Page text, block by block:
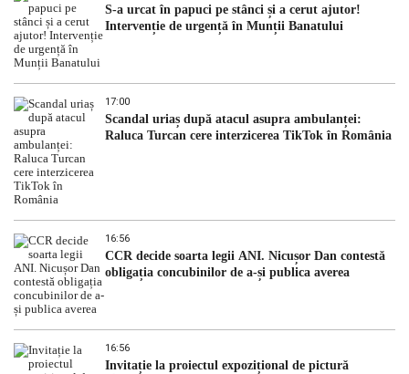
S-a urcat în papuci pe stânci și a cerut ajutor!
Intervenție de urgență în Munții Banatului
17:00
Scandal uriaș după atacul asupra ambulanței:
Raluca Turcan cere interzicerea TikTok în România
16:56
CCR decide soarta legii ANI. Nicușor Dan contestă
obligația concubinilor de a-și publica averea
16:56
Invitație la proiectul expozițional de pictură